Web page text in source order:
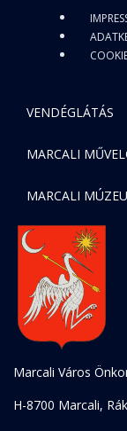
VENDÉGLÁTÁS
MARCALI
MARCALI
Marcali Város
H-8700 Marcali,